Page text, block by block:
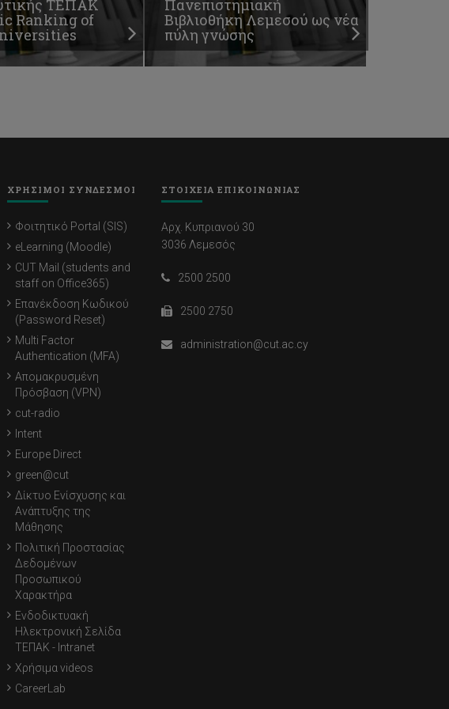
ΤΕΠΑΚ
Ranking of
Πανεπιστημιακή
Βιβλιοθήκη Λεμεσού ως νέα
πύλη γνώσης
ΧΡΗΣΙΜΟΙ ΣΥΝΔΕΣΜΟΙ
Φοιτητικό Portal (SIS)
eLearning (Moodle)
CUT Mail (students and
staff on Office365)
Επανέκδοση Κωδικού
(Password Reset)
Multi Factor
Authentication (MFA)
Απομακρυσμένη
Πρόσβαση (VPN)
cut-radio
Intent
Europe Direct
green@cut
Δίκτυο Ενίσχυσης και
Ανάπτυξης της
Μάθησης
Πολιτική Προστασίας
Δεδομένων
Προσωπικού
Χαρακτήρα
Ενδοδικτυακή
Ηλεκτρονική Σελίδα
ΤΕΠΑΚ - Intranet
Χρήσιμα videos
CareerLab
ΣΤΟΙΧΕΙΑ ΕΠΙΚΟΙΝΩΝΙΑΣ
Αρχ. Κυπριανού 30
3036 Λεμεσός
2500 2500
2500 2750
administration@cut.ac.cy